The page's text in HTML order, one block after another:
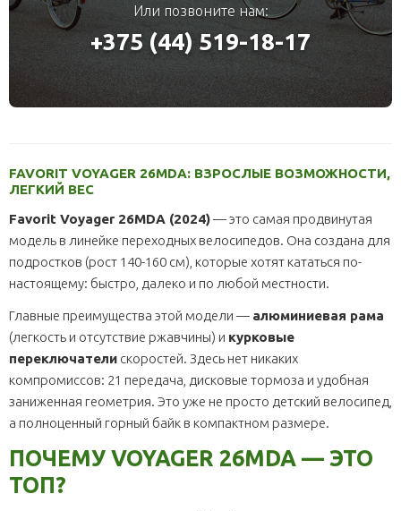
Или позвоните нам:
+375 (44) 519-18-17
FAVORIT VOYAGER 26MDA: ВЗРОСЛЫЕ ВОЗМОЖНОСТИ,
ЛЕГКИЙ ВЕС
Favorit Voyager 26MDA (2024)— это самая продвинутая
модель в линейке переходных велосипедов. Она создана для
подростков (рост 140-160 см), которые хотят кататься по-
настоящему: быстро, далеко и по любой местности.
Главные преимущества этой модели — алюминиевая рама
(легкость и отсутствие ржавчины) и курковые
переключатели скоростей. Здесь нет никаких
компромиссов: 21 передача, дисковые тормоза и удобная
заниженная геометрия. Это уже не просто детский велосипед,
а полноценный горный байк в компактном размере.
ПОЧЕМУ VOYAGER 26MDA — ЭТО
ТОП?